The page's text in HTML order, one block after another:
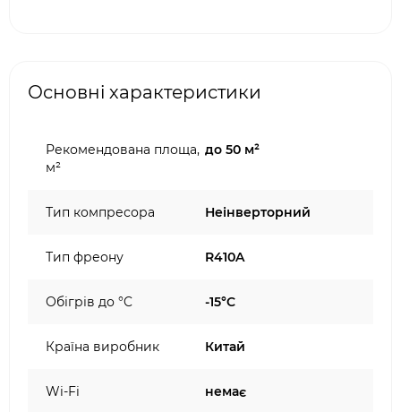
Основні характеристики
Рекомендована площа,
м²
до 50 м²
Тип компресора Неінверторний
Тип фреону R410A
Обігрів до °C -15°C
Країна виробник Китай
Wi-Fi немає